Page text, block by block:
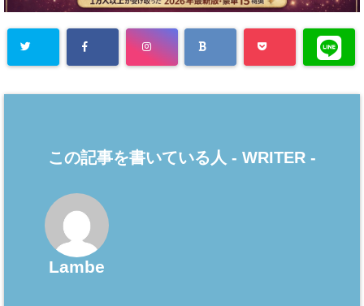
この記事を書いている人 - WRITER -
Lambe